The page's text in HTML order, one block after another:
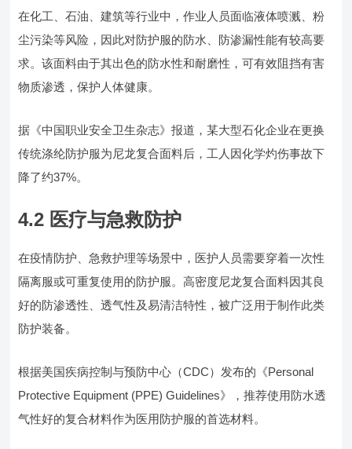
在化工、石油、建筑等行业中，作业人员面临液体喷溅、粉
尘污染等风险，因此对防护服的防水、防渗漏性能有较高要
求。该面料由于其出色的防水性和耐磨性，可有效阻挡有害
物质渗透，保护人体健康。
据《中国职业安全卫生杂志》报道，某大型石化企业在更换
传统涤纶防护服为尼龙复合面料后，工人因化学灼伤事故下
降了约37%。
4.2 医疗与急救防护
在疫情防护、急救护理等场景中，医护人员需要穿着一次性
隔离服或可重复使用的防护服。高密度尼龙复合面料因其良
好的防渗透性、透气性及易清洁特性，被广泛用于制作此类
防护装备。
根据美国疾病控制与预防中心（CDC）发布的《Personal
Protective Equipment (PPE) Guidelines》，推荐使用防水透
气性好的复合材料作为医用防护服的首选材料。